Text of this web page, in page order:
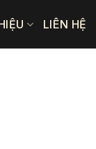
LIÊN HỆ